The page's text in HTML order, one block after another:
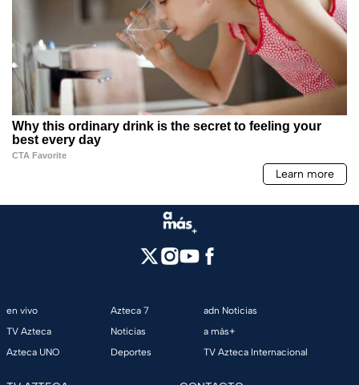
en vivo
TV Azteca
Azteca UNO
Azteca 7
Noticias
Deportes
adn Noticias
a más+
TV Azteca Internacional